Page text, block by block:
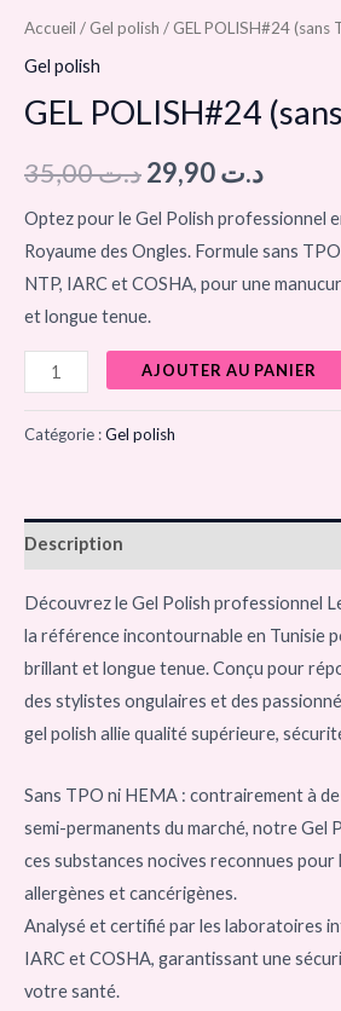
Accueil / Gel polish / GEL POLISH#24 (sans
Gel polish
GEL POLISH#24
د.ت35,00 د.ت
Optez pour le Gel Polish professionnel
Royaume des Ongles. Formule sans
NTP, IARC et COSHA, pour une
et longue tenue.
AJOUTER AU PANIER
Catégorie :Gel polish
Description
Découvrez le Gel Polish professionnel
la référence incontournable en Tunisie
brillant et longue tenue. Conçu pour
des stylistes ongulaires et des
gel polish allie qualité supérieure,
Sans TPO ni HEMA : contrairement à
semi-permanents du marché, notre Gel
ces substances nocives reconnues pour
allergènes et cancérigènes.
Analysé et certifié par les laboratoires
IARC et COSHA, garantissant une
votre santé.